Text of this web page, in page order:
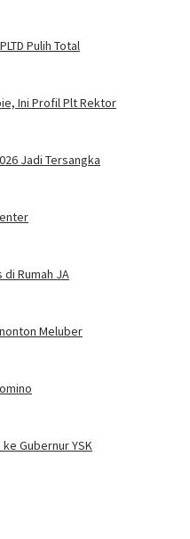
Pulih Total
Ini Profil Plt Rektor
Jadi Tersangka
di Rumah JA
Meluber
ke Gubernur YSK